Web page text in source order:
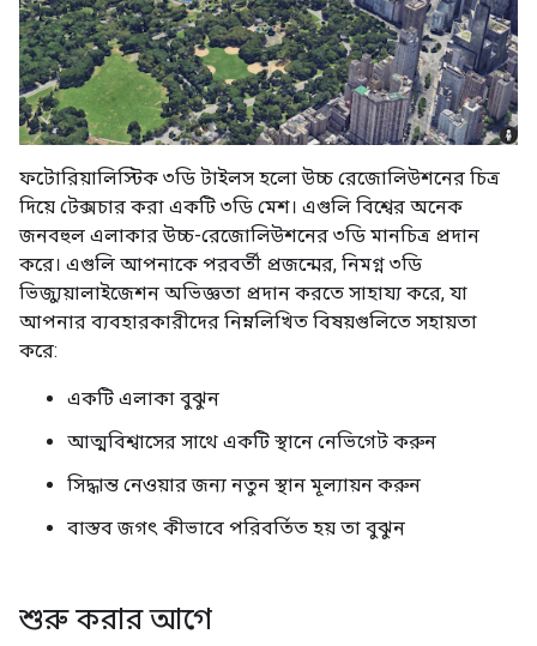
ফটোরিয়ালিস্টিক ৩ডি টাইলস হলো উচ্চ রেজোলিউশনের চিত্র
দিয়ে টেক্সচার করা একটি ৩ডি মেশ। এগুলি বিশ্বের অনেক
জনবহুল এলাকার উচ্চ-রেজোলিউশনের ৩ডি মানচিত্র প্রদান
করে। এগুলি আপনাকে পরবর্তী প্রজন্মের, নিমগ্ন ৩ডি
ভিজ্যুয়ালাইজেশন অভিজ্ঞতা প্রদান করতে সাহায্য করে, যা
আপনার ব্যবহারকারীদের নিম্নলিখিত বিষয়গুলিতে সহায়তা
করে:
একটি এলাকা বুঝুন
আত্মবিশ্বাসের সাথে একটি স্থানে নেভিগেট করুন
সিদ্ধান্ত নেওয়ার জন্য নতুন স্থান মূল্যায়ন করুন
বাস্তব জগৎ কীভাবে পরিবর্তিত হয় তা বুঝুন
শুরু করার আগে